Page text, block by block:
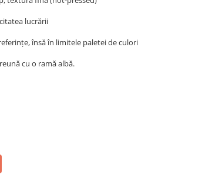
lucrării
însă în limitele paletei de culori
cu o ramă albă.